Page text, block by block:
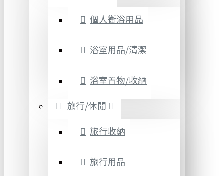
個人衛浴用品
浴室用品/清潔
浴室置物/收納
旅行/休閒
旅行收納
旅行用品